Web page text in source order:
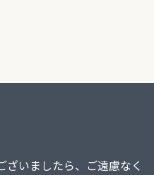
いましたら、
ご遠慮なく